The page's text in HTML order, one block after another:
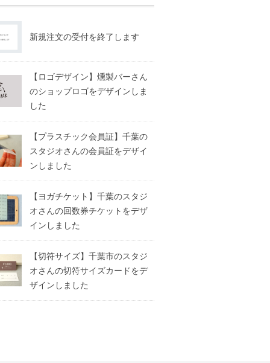
新規注文の受付を終了します
【ロゴデザイン】燻製バーさん
のショップロゴをデザインしま
した
【プラスチック会員証】千葉の
スタジオさんの会員証をデザイ
ンしました
【ヨガチケット】千葉のスタジ
オさんの回数券チケットをデザ
インしました
【切符サイズ】千葉市のスタジ
オさんの切符サイズカードをデ
ザインしました